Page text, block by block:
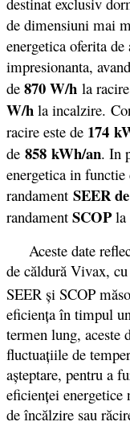
de dimensiuni mai
energetica oferita
impresionanta,
de 870 W/h la
W/h la incalzire.
racire este de 174
de 858 kWh/an. In
energetica in functie
randament SEER
randament SCOPla
Aceste date
de căldură Vivax,
SEER şi SCOP
eficienţa în timpul
termen lung, aceste
fluctuaţiile de
aşteptare, pentru a
eficienţei energetice
de încălzire sau